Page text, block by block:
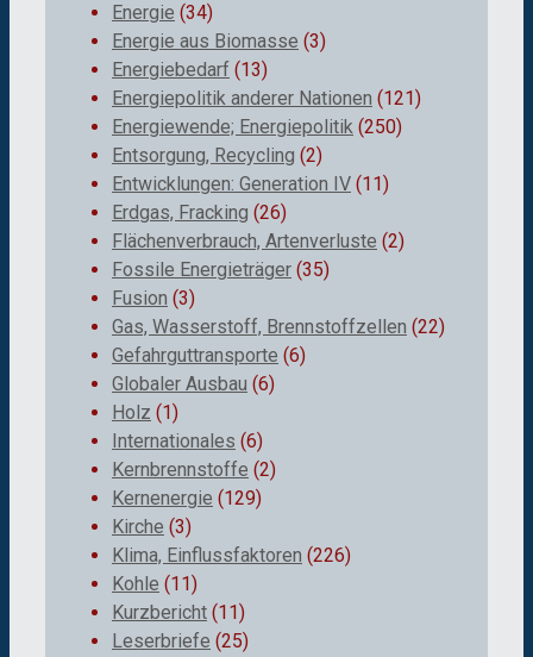
Energie (34)
Energie aus Biomasse (3)
Energiebedarf (13)
Energiepolitik anderer Nationen (121)
Energiewende; Energiepolitik (250)
Entsorgung, Recycling (2)
Entwicklungen: Generation IV (11)
Erdgas, Fracking (26)
Flächenverbrauch, Artenverluste (2)
Fossile Energieträger (35)
Fusion (3)
Gas, Wasserstoff, Brennstoffzellen (22)
Gefahrguttransporte (6)
Globaler Ausbau (6)
Holz (1)
Internationales (6)
Kernbrennstoffe (2)
Kernenergie (129)
Kirche (3)
Klima, Einflussfaktoren (226)
Kohle (11)
Kurzbericht (11)
Leserbriefe (25)